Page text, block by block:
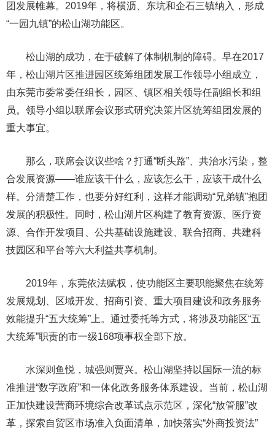
团发展帷幕。2019年，将横沥、东坑和企石三镇纳入，形成
“一园九镇”的松山湖功能区。
松山湖的成功，在于破解了体制机制的障碍。早在2017
年，松山湖片区推进园区统筹组团发展工作领导小组成立，
由东莞市委常委任组长，园区、镇区相关领导任副组长和组
员。领导小组以联席会议形式研究决策片区统筹组团发展的
重大事宜。
那么，联席会议议些啥？打通“断头路”、共治水污染，整
合发展资源——谁应该干什么，应该怎么干，应该干成什么
样。分清楚工作，也要分好红利，这样才能调动“兄弟镇”抱团
发展的积极性。同时，松山湖片区构建了教育资源、医疗资
源、合作开发项目、公共基础设施建设、联合招商、共建科
技园区和平台等六大利益共享机制。
2019年，东莞依法赋权，使功能区主要职能聚焦在统筹
发展规划、区域开发、招商引资、重大项目建设和政务服务
效能提升“五大统筹”上。通过委托等方式，将涉及功能区“五
大统筹”职责的市一级168项事权全部下放。
水深则鱼悦，城强则贾兴。松山湖坚持以国际一流的标
准推进“数字政府”和一体化政务服务体系建设。当前，松山湖
正加快建设营商环境综合改革试点示范区，深化“放管服”改
革，探索自贸区市场准入负面清单，加快落实“外商投资法”